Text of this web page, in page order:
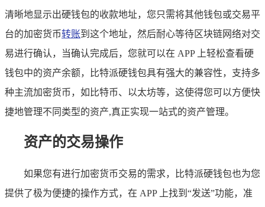
清晰地显示出硬钱包的收款地址，您只需将其他钱包或交易平
台的加密货币转账到这个地址，然后耐心等待区块链网络对交
易进行确认，当确认完成后，您就可以在 APP 上轻松查看硬
钱包中的资产余额，比特派硬钱包具有强大的兼容性，支持多
种主流加密货币，如比特币、以太坊等，这使得您可以方便快
捷地管理不同类型的资产,真正实现一站式的资产管理。
资产的交易操作
如果您有进行加密货币交易的需求，比特派硬钱包也为您
提供了极为便捷的操作方式，在 APP 上找到“发送”功能，准